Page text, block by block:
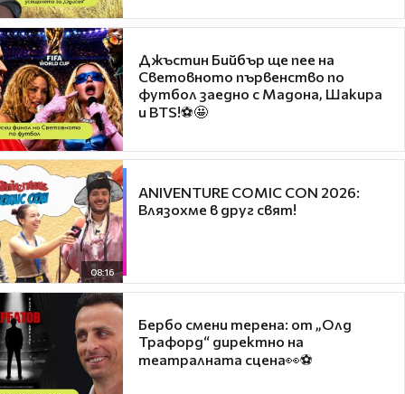
Джъстин Бийбър ще пее на
Световното първенство по
футбол заедно с Мадона, Шакира
и BTS!⚽🤩
08:16
ANIVENTURE COMIC CON 2026:
Влязохме в друг свят!
Бербо смени терена: от „Олд
Трафорд“ директно на
театралната сцена👀⚽